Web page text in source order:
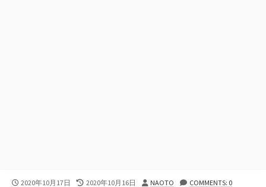
公
2020年10月17日
最
2020年10月16日
投
NAOTO COMMENTS: 0